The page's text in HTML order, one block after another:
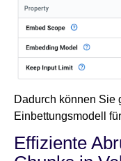
Dadurch können Sie
Einbettungsmodell
Effiziente